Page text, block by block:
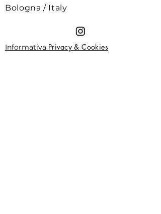
Bologna / Italy
Informativa Privacy & Cookies